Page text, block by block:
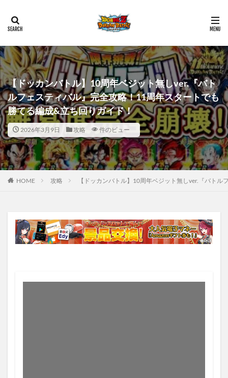
【ドッカンバトル】10周年ベジット無しver.『バト
ルフェスティバル』完全攻略！11周年スタートでも
勝てる編成&立ち回りガイド！
2026年3月9日 攻略 件のビュー
HOME 攻略 【ドッカンバトル】10周年ベジット無しver.『バト